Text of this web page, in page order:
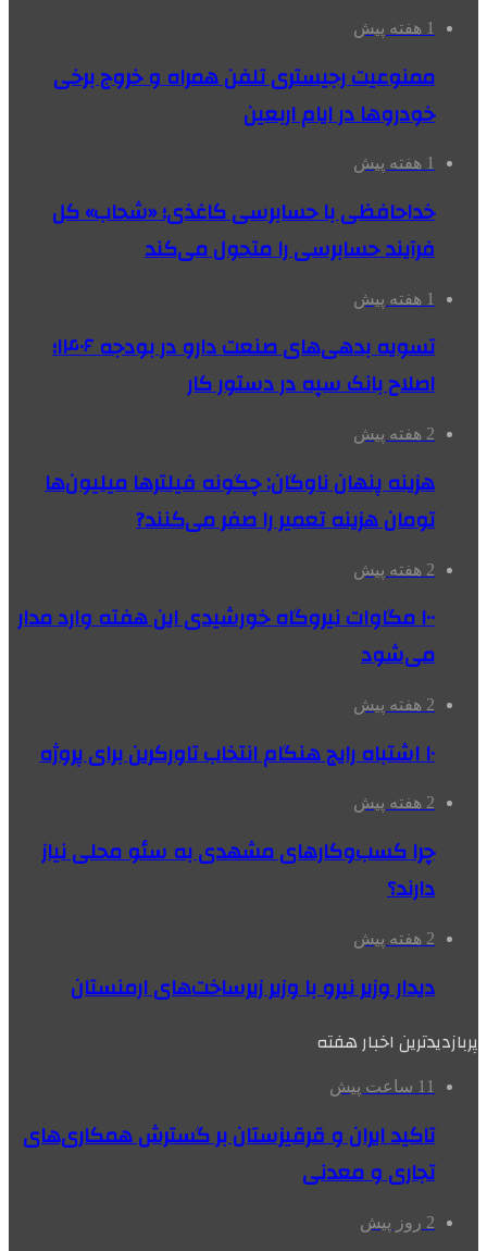
1 هفته پیش
ممنوعیت رجیستری تلفن همراه و خروج برخی
خودروها در ایام اربعین
1 هفته پیش
خداحافظی با حسابرسی کاغذی؛ «شحاب» کل
فرآیند حسابرسی را متحول می‌کند
1 هفته پیش
تسویه بدهی‌های صنعت دارو در بودجه ۱۴۰۶؛
اصلاح بانک سپه در دستور کار
2 هفته پیش
هزینه پنهان ناوگان: چگونه فیلترها میلیون‌ها
تومان هزینه تعمیر را صفر می‌کنند?
2 هفته پیش
۱۰۰ مگاوات نیروگاه‌ خورشیدی این هفته وارد مدار
می‌شود
2 هفته پیش
۱۰ اشتباه رایج هنگام انتخاب تاورکرین برای پروژه
2 هفته پیش
چرا کسب‌وکارهای مشهدی به سئو محلی نیاز
دارند؟
2 هفته پیش
دیدار وزیر نیرو با وزیر زیرساخت‌های ارمنستان
پربازدیدترین اخبار هفته
11 ساعت پیش
تاکید ایران و قرقیزستان بر گسترش همکاری‌های
تجاری و معدنی
2 روز پیش